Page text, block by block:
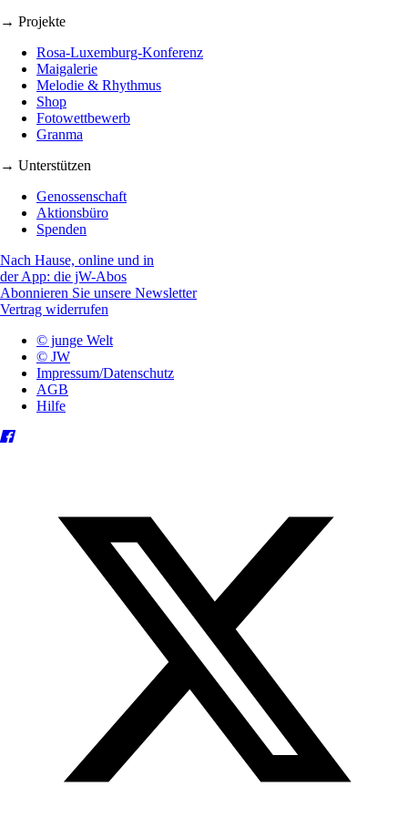
→ Projekte
Rosa-Luxemburg-Konferenz
Maigalerie
Melodie & Rhythmus
Shop
Fotowettbewerb
Granma
→ Unterstützen
Genossenschaft
Aktionsbüro
Spenden
Nach Hause, online und in
der App: die jW-Abos
Abonnieren Sie unsere Newsletter
Vertrag widerrufen
© junge Welt
© JW
Impressum/Datenschutz
AGB
Hilfe